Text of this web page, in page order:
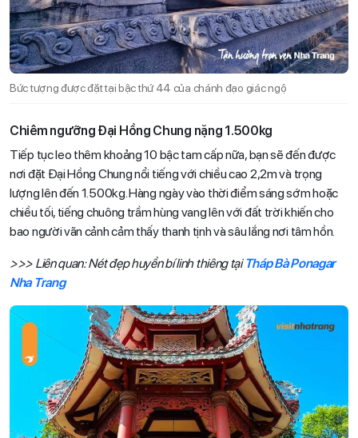
Bức tượng được đặt tại bậc thứ 44 của chánh đạo giác ngộ
Chiêm ngưỡng Đại Hồng Chung nặng 1.500kg
Tiếp tục leo thêm khoảng 10 bậc tam cấp nữa, bạn sẽ đến được
nơi đặt Đại Hồng Chung nổi tiếng với chiều cao 2,2m và trọng
lượng lên đến 1.500kg. Hàng ngày vào thời điểm sáng sớm hoặc
chiều tối, tiếng chuông trầm hùng vang lên với đất trời khiến cho
bao người vãn cảnh cảm thấy thanh tịnh và sâu lắng nơi tâm hồn.
>>> Liên quan: Nét đẹp huyền bí linh thiêng tại Tháp Bà Ponagar
Nha Trang